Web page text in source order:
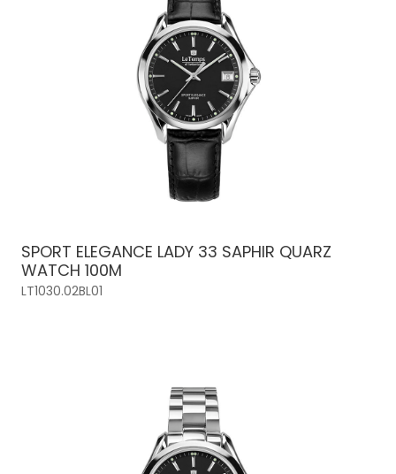
SPORT ELEGANCE LADY 33 SAPHIR QUARZ
WATCH 100M
LT1030.02BL01